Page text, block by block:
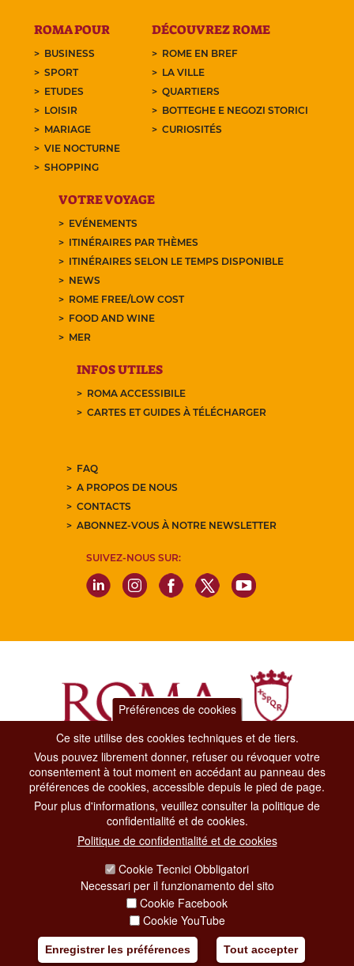
ROMA POUR
BUSINESS
SPORT
ETUDES
LOISIR
MARIAGE
VIE NOCTURNE
SHOPPING
DÉCOUVREZ ROME
ROME EN BREF
LA VILLE
QUARTIERS
BOTTEGHE E NEGOZI STORICI
CURIOSITÉS
VOTRE VOYAGE
EVÉNEMENTS
ITINÉRAIRES PAR THÈMES
ITINÉRAIRES SELON LE TEMPS DISPONIBLE
NEWS
ROME FREE/LOW COST
FOOD AND WINE
MER
INFOS UTILES
ROMA ACCESSIBILE
CARTES ET GUIDES À TÉLÉCHARGER
FAQ
A PROPOS DE NOUS
CONTACTS
ABONNEZ-VOUS À NOTRE NEWSLETTER
SUIVEZ-NOUS SUR:
Dipartimento Grandi Eventi, Sport, Turismo e Moda.
Via di San Basilio, 51
00187 Roma
CONTACT CENTER TEL. 06 06 08
CONTATTA LA REDAZIONE
SOCIAL MEDIA POLICY
Préférences de cookies
Ce site utilise des cookies techniques et de tiers.
Vous pouvez librement donner, refuser ou révoquer votre
consentement à tout moment en accédant au panneau des
préférences de cookies, accessible depuis le pied de page.
Pour plus d'informations, veuillez consulter la politique de
confidentialité et de cookies.
Politique de confidentialité et de cookies
Cookie Tecnici Obbligatori
Necessari per il funzionamento del sito
Cookie Facebook
Cookie YouTube
Enregistrer les préférences Tout accepter